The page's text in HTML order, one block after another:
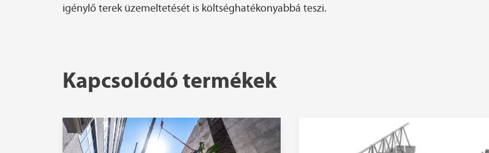
igénylő terek üzemeltetését is költséghatékonyabbá teszi.
Kapcsolódó termékek